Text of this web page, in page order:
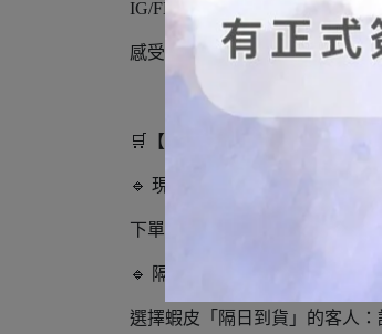
IG/FB：
感受飾品在光影下的立體質感與
🛒【出貨與預購說明】
🔹 現貨商品
下單後 下一個工作天出貨。
🔹 隔日到貨說明
選擇蝦皮「隔日到貨」的客人